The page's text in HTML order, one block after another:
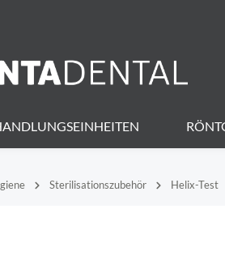
Sterilisationszubehör Helix-Test